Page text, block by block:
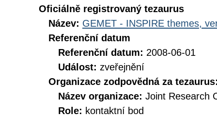
Oficiálně registrovaný tezaurus
Název: GEMET - INSPIRE themes,
Referenční datum
Referenční datum: 2008-06-01
Událost: zveřejnění
Organizace zodpovědná za
Název organizace: Joint Research
Role: kontaktní bod